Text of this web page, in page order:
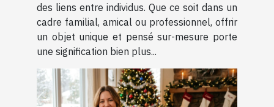
des liens entre individus. Que ce soit dans un
cadre familial, amical ou professionnel, offrir
un objet unique et pensé sur-mesure porte
une signification bien plus...